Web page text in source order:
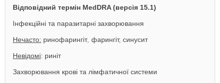
Відповідний термін MedDRA (версія 15.1)
Інфекційні та паразитарні захворювання
Нечасто: ринофарингіт, фарингіт, синусит
Невідомі: риніт
Захворювання крові та лімфатичної системи